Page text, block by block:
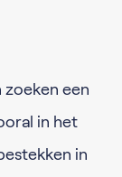
zoeken een
in het
in